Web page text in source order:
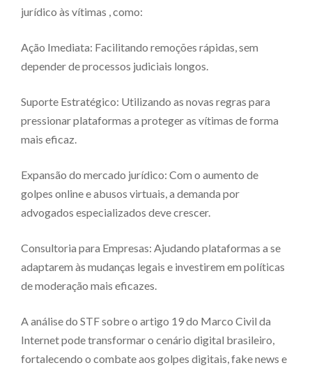
jurídico às vítimas , como:
Ação Imediata: Facilitando remoções rápidas, sem
depender de processos judiciais longos.
Suporte Estratégico: Utilizando as novas regras para
pressionar plataformas a proteger as vítimas de forma
mais eficaz.
Expansão do mercado jurídico: Com o aumento de
golpes online e abusos virtuais, a demanda por
advogados especializados deve crescer.
Consultoria para Empresas: Ajudando plataformas a se
adaptarem às mudanças legais e investirem em políticas
de moderação mais eficazes.
A análise do STF sobre o artigo 19 do Marco Civil da
Internet pode transformar o cenário digital brasileiro,
fortalecendo o combate aos golpes digitais, fake news e